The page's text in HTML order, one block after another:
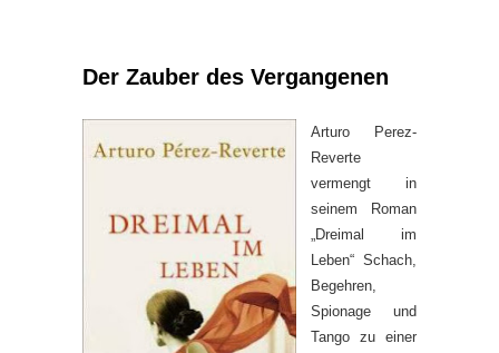
Der Zauber des Vergangenen
Arturo Perez-
Reverte
vermengt in
seinem Roman
„Dreimal im
Leben“ Schach,
Begehren,
Spionage und
Tango zu einer